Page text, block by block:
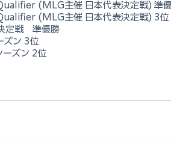
(MLG主催 日本代表決定戦) 準
(MLG主催 日本代表決定戦) 3位
戦　準優勝
ン 3位
ズン 2位